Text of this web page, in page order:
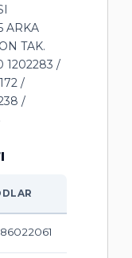
ARKA
TAK.
1202283 /
/
/